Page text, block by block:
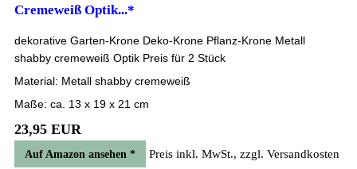
Cremeweiß Optik...*
dekorative Garten-Krone Deko-Krone Pflanz-Krone Metall
shabby cremeweiß Optik Preis für 2 Stück
Material: Metall shabby cremeweiß
Maße: ca. 13 x 19 x 21 cm
23,95 EUR
Auf Amazon ansehen * Preis inkl. MwSt., zzgl. Versandkosten